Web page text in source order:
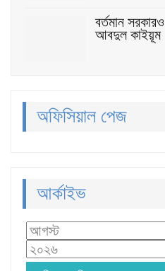
বর্তমান
আবদুল কাইয়ূম
অফিসিয়াল পেজ
আর্কাইভ